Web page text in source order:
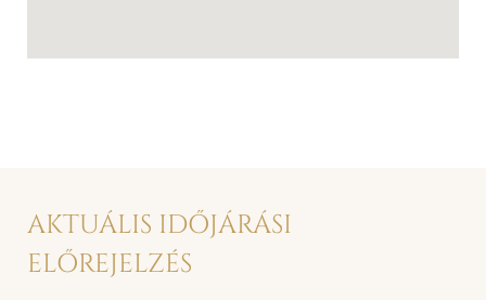
AKTUÁLIS IDŐJÁRÁSI
ELŐREJELZÉS